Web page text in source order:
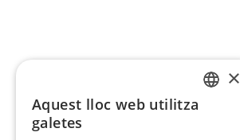
×
Aquest lloc web utilitza
galetes